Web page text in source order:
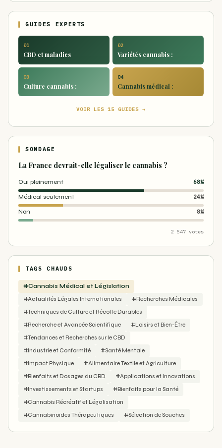
GUIDES EXPERTS
01
CBD et maladies
02
Variétés cannabis :
03
Culture cannabis :
04
Cannabis médical :
VOIR LES 15 GUIDES →
SONDAGE
La France devrait-elle légaliser le cannabis ?
Oui pleinement 68%
Médical seulement 24%
Non 8%
2 547 votes
TAGS CHAUDS
#Cannabis Médical et Législation
#Actualités Légales Internationales
#Recherches Médicales
#Techniques de Culture et Récolte Durables
#Recherche et Avancée Scientifique
#Loisirs et Bien-Être
#Tendances et Recherches sur le CBD
#Industrie et Conformité
#Santé Mentale
#Impact Physique
#Alimentaire Textile et Agriculture
#Bienfaits et Dosages du CBD
#Applications et Innovations
#Investissements et Startups
#Bienfaits pour la Santé
#Cannabis Récréatif et Légalisation
#Cannabinoïdes Thérapeutiques
#Sélection de Souches